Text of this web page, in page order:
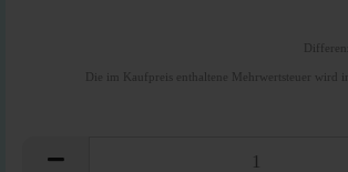
Die im Kaufpreis enthaltene Mehrwertsteuer wird